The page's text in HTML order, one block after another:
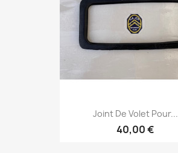
Joint De Volet Pour...
40,00 €